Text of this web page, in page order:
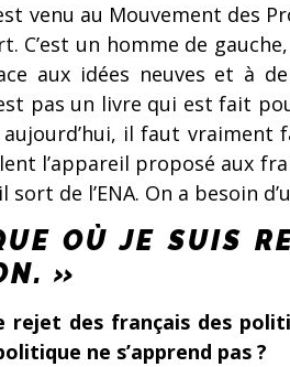
venu au Mouvement des
C’est un homme de
aux idées neuves et à
pas un livre qui est fait
il faut vraiment
l’appareil proposé aux
sort de l’ENA. On a besoin
OÙ JE SUIS
»
rejet des français des
ne s’apprend pas ?